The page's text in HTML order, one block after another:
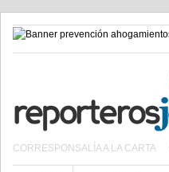
CORRESPONSALÍA A LA CARTA